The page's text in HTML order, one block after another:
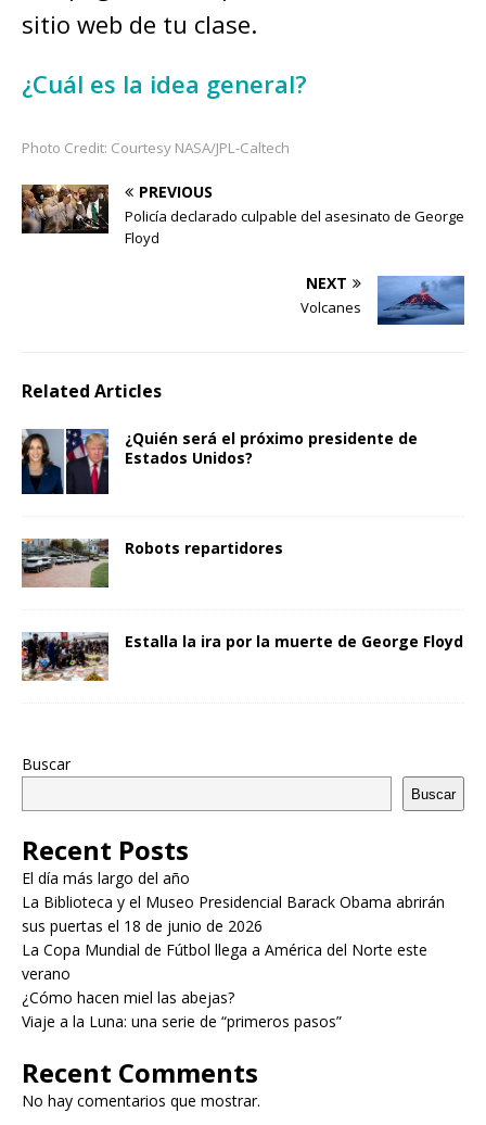
sitio web de tu clase.
¿Cuál es la idea general?
Photo Credit: Courtesy NASA/JPL-Caltech
PREVIOUS
Policía declarado culpable del asesinato de George
Floyd
NEXT
Volcanes
Related Articles
¿Quién será el próximo presidente de
Estados Unidos?
Robots repartidores
Estalla la ira por la muerte de George Floyd
Buscar
Buscar
Recent Posts
El día más largo del año
La Biblioteca y el Museo Presidencial Barack Obama abrirán
sus puertas el 18 de junio de 2026
La Copa Mundial de Fútbol llega a América del Norte este
verano
¿Cómo hacen miel las abejas?
Viaje a la Luna: una serie de “primeros pasos”
Recent Comments
No hay comentarios que mostrar.